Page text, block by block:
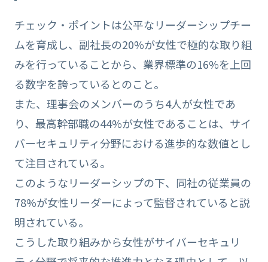
チェック・ポイントは公平なリーダーシップチー
ムを育成し、副社長の20%が女性で極的な取り組
みを行っていることから、業界標準の16%を上回
る数字を誇っているとのこと。
また、理事会のメンバーのうち4人が女性であ
り、最高幹部職の44%が女性であることは、サイ
バーセキュリティ分野における進歩的な数値とし
て注目されている。
このようなリーダーシップの下、同社の従業員の
78%が女性リーダーによって監督されていると説
明されている。
こうした取り組みから女性がサイバーセキュリ